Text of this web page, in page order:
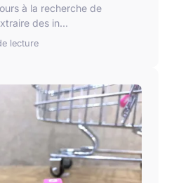
à la recherche de
des in...
lecture